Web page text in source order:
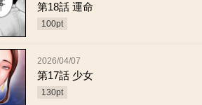
第18話 運命
100pt
2026/04/07
第17話 少女
130pt